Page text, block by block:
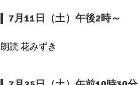
7月11日（土）午後2時～
朗読 花みずき